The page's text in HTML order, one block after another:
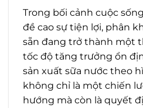
Trong bối cảnh cuộc
đề cao sự tiện lợi, phân
sẵn đang trở thành một
tốc độ tăng trưởng ổn
sản xuất sữa nước theo
không chỉ là một chiến
hướng mà còn là quyết